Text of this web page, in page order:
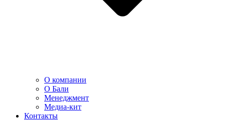
О компании
О Бали
Менеджмент
Медиа-кит
Контакты